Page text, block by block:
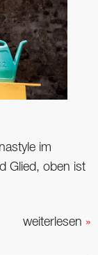
im
Glied, oben ist
weiterlesen »